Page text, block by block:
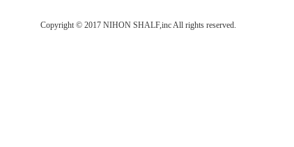
Copyright © 2017 NIHON SHALF,inc All rights reserved.